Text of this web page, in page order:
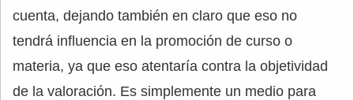
cuenta, dejando también en claro que eso no
tendrá influencia en la promoción de curso o
materia, ya que eso atentaría contra la objetividad
de la valoración. Es simplemente un medio para